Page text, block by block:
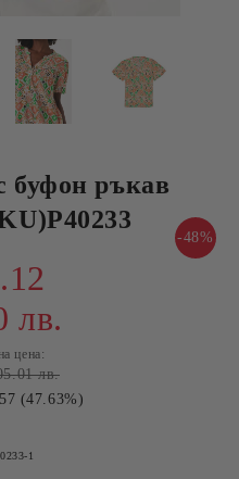
буфон ръкав
-48%
лв.
цена:
лв.
(47.63%)
1